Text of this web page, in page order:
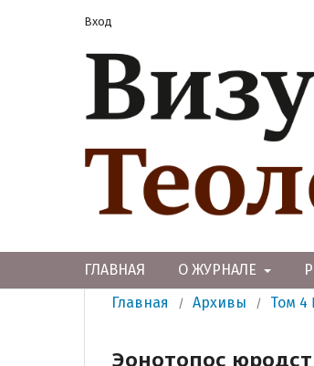
ГЛАВНАЯ О ЖУРНАЛЕ
Вход
Главная / Архивы / Том 4
Эонотопос